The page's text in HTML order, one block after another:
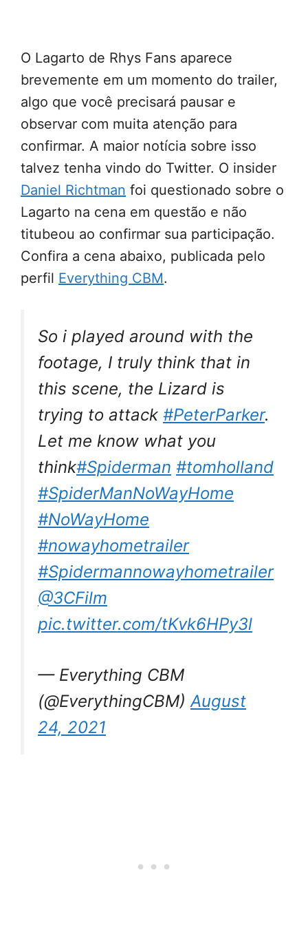
O Lagarto de Rhys Fans aparece
brevemente em um momento do trailer,
algo que você precisará pausar e
observar com muita atenção para
confirmar. A maior notícia sobre isso
talvez tenha vindo do Twitter. O insider
Daniel Richtman foi questionado sobre o
Lagarto na cena em questão e não
titubeou ao confirmar sua participação.
Confira a cena abaixo, publicada pelo
perfil Everything CBM.
So i played around with the
footage, I truly think that in
this scene, the Lizard is
trying to attack #PeterParker.
Let me know what you
think#Spiderman #tomholland
#SpiderManNoWayHome
#NoWayHome
#nowayhometrailer
#Spidermannowayhometrailer
@3CFilm
pic.twitter.com/tKvk6HPy3l
— Everything CBM
(@EverythingCBM)August
24, 2021